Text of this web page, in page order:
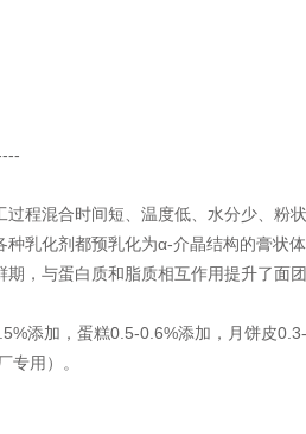
程混合时间短、温度低、水分少、粉
乳化剂都预乳化为α-介晶结构的膏状
，与蛋白质和脂质相互作用提升了面
添加，蛋糕0.5-0.6%添加，月饼皮
专用）。